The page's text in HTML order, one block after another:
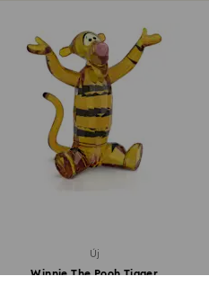
Új
Winnie The Pooh Tigger